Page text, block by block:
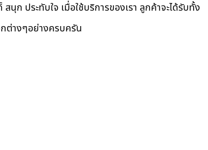
ประทับใจ เมื่อใช้บริการของเรา ลูกค้าจะได้รับทั้ง
ต่างๆอย่างครบครัน